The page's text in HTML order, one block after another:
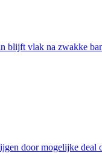
blijft vlak na zwakke
door mogelijke deal